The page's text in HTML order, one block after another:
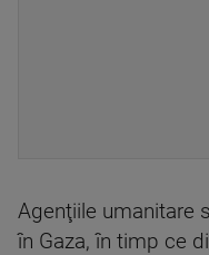
Agenţiile umanitare
în Gaza, în timp ce